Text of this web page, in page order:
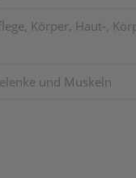
Körper, Haut-,
und Muskeln